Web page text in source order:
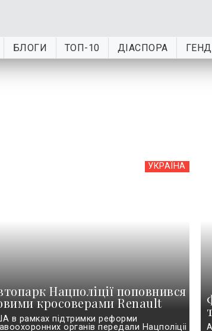
БЛОГИ ТОП-10 ДІАСПОРА
УКРАЇНА
Нацполіції поповнився
кросоверами Renault
в рамках підтримки реформи
органів передали Нацполіціі